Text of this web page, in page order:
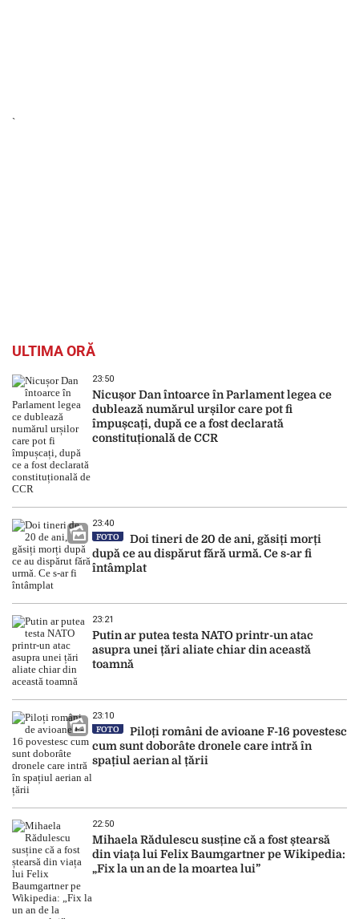
`
ULTIMA ORĂ
23:50
Nicușor Dan întoarce în Parlament legea ce
dublează numărul urșilor care pot fi
împușcați, după ce a fost declarată
constituțională de CCR
23:40
FOTO
Doi tineri de 20 de ani, găsiți morți
după ce au dispărut fără urmă. Ce s-ar fi
întâmplat
23:21
Putin ar putea testa NATO printr-un atac
asupra unei țări aliate chiar din această
toamnă
23:10
FOTO
Piloți români de avioane F-16 povestesc
cum sunt doborâte dronele care intră în
spațiul aerian al țării
22:50
Mihaela Rădulescu susține că a fost ștearsă
din viața lui Felix Baumgartner pe Wikipedia:
„Fix la un an de la moartea lui”